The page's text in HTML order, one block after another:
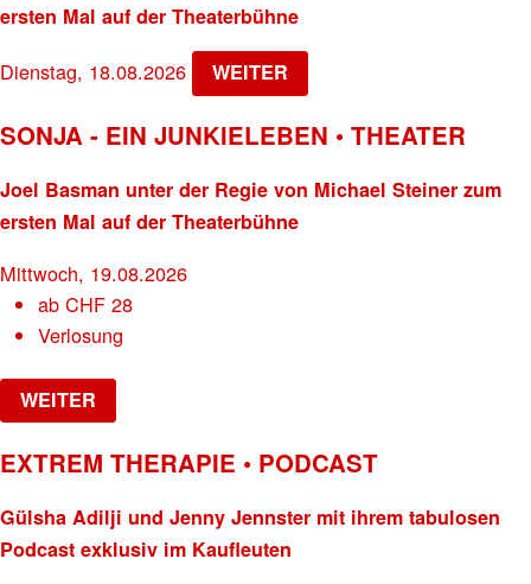
ersten Mal auf der Theaterbühne
Dienstag, 18.08.2026 WEITER
SONJA - EIN JUNKIELEBEN • THEATER
Joel Basman unter der Regie von Michael Steiner zum
ersten Mal auf der Theaterbühne
Mittwoch, 19.08.2026
abCHF 28
Verlosung
WEITER
EXTREM THERAPIE • PODCAST
Gülsha Adilji und Jenny Jennster mit ihrem tabulosen
Podcast exklusiv im Kaufleuten